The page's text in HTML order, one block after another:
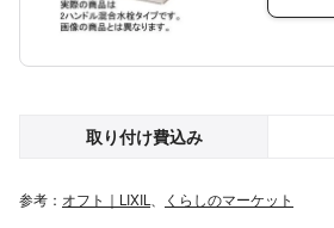
取り付け費込み
参考： オフト｜LIXIL くらしのマーケット